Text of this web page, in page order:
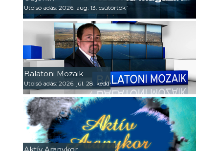
Utolsó adás: 2026. aug. 13. csütörtök
Balatoni Mozaik
Utolsó adás: 2026. júl. 28. kedd